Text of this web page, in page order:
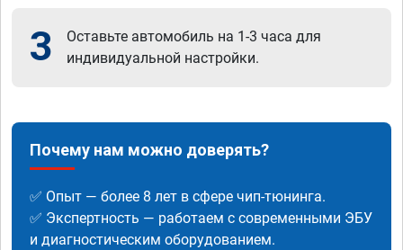
3
Оставьте автомобиль на 1-3 часа для
индивидуальной настройки.
Почему нам можно доверять?
✅ Опыт — более 8 лет в сфере чип-тюнинга.
✅ Экспертность — работаем с современными ЭБУ
и диагностическим оборудованием.